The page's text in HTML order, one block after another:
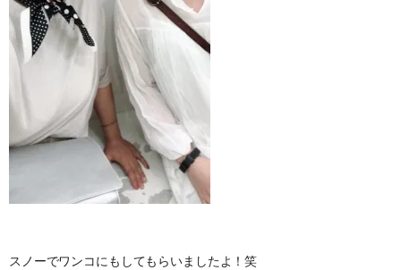
スノーでワンコにもしてもらいましたよ！笑